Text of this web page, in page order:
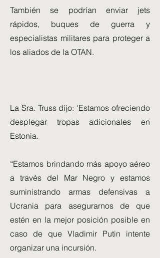
También se podrían enviar jets
rápidos, buques de guerra y
especialistas militares para proteger a
los aliados de la OTAN.
La Sra. Truss dijo: 'Estamos ofreciendo
desplegar tropas adicionales en
Estonia.
“Estamos brindando más apoyo aéreo
a través del Mar Negro y estamos
suministrando armas defensivas a
Ucrania para asegurarnos de que
estén en la mejor posición posible en
caso de que Vladimir Putin intente
organizar una incursión.